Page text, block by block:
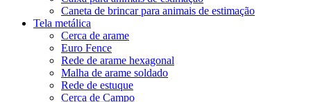
Caneta de brincar para animais de estimação
Tela metálica
Cerca de arame
Euro Fence
Rede de arame hexagonal
Malha de arame soldado
Rede de estuque
Cerca de Campo